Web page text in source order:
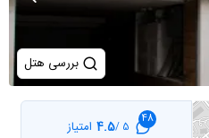
بررسی هتل
48
5 /
4.5 امتیاز